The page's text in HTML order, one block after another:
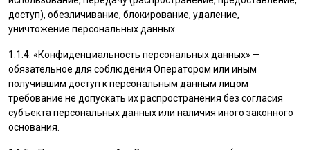
доступ), обезличивание, блокирование, удаление,
уничтожение персональных данных.
1.1.4. «Конфиденциальность персональных данных» —
обязательное для соблюдения Оператором или иным
получившим доступ к персональным данным лицом
требование не допускать их распространения без согласия
субъекта персональных данных или наличия иного законного
основания.